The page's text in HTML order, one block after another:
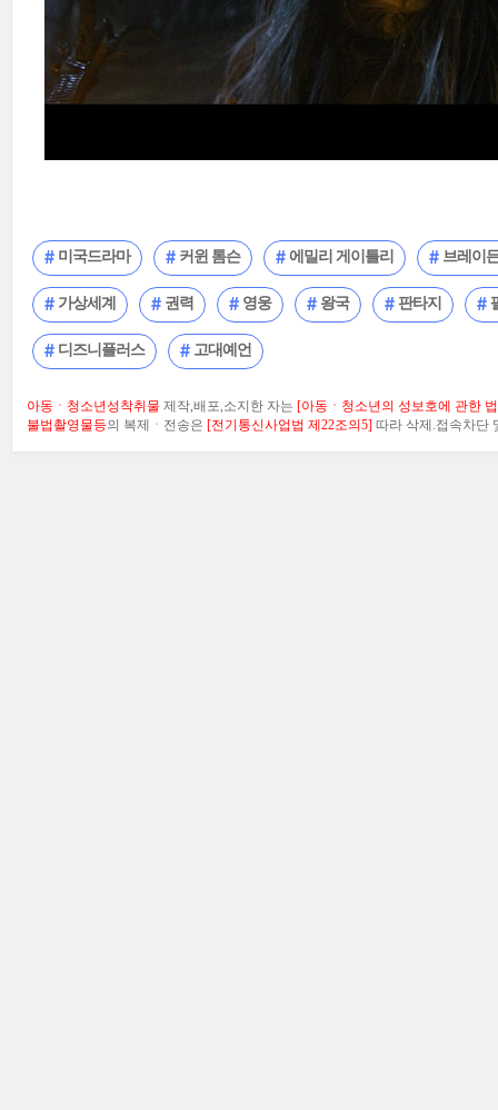
미국드라마 커윈 톰슨 에밀리 게이틀리 브레이
가상세계 권력 영웅 왕국 판타지
디즈니플러스 고대예언
아동ㆍ청소년성착취물 제작,배포,소지한 자는 [아동ㆍ청소년의 성보호에 관한
불법촬영물등의 복제ㆍ전송은 [전기통신사업법 제22조의5] 따라 삭제.접속차단